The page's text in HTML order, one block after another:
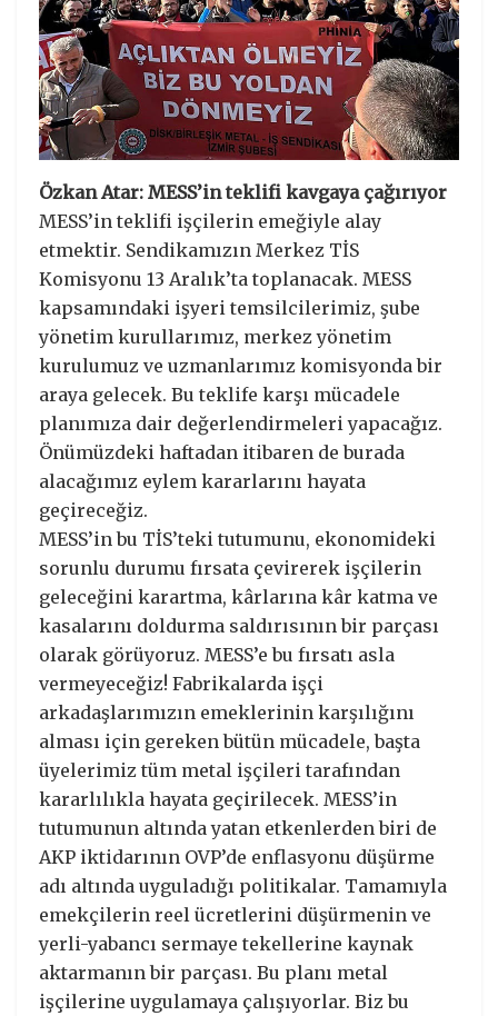
Özkan Atar: MESS’in teklifi kavgaya çağırıyor
MESS’in teklifi işçilerin emeğiyle alay
etmektir. Sendikamızın Merkez TİS
Komisyonu 13 Aralık’ta toplanacak. MESS
kapsamındaki işyeri temsilcilerimiz, şube
yönetim kurullarımız, merkez yönetim
kurulumuz ve uzmanlarımız komisyonda bir
araya gelecek. Bu teklife karşı mücadele
planımıza dair değerlendirmeleri yapacağız.
Önümüzdeki haftadan itibaren de burada
alacağımız eylem kararlarını hayata
geçireceğiz.
MESS’in bu TİS’teki tutumunu, ekonomideki
sorunlu durumu fırsata çevirerek işçilerin
geleceğini karartma, kârlarına kâr katma ve
kasalarını doldurma saldırısının bir parçası
olarak görüyoruz. MESS’e bu fırsatı asla
vermeyeceğiz! Fabrikalarda işçi
arkadaşlarımızın emeklerinin karşılığını
alması için gereken bütün mücadele, başta
üyelerimiz tüm metal işçileri tarafından
kararlılıkla hayata geçirilecek. MESS’in
tutumunun altında yatan etkenlerden biri de
AKP iktidarının OVP’de enflasyonu düşürme
adı altında uyguladığı politikalar. Tamamıyla
emekçilerin reel ücretlerini düşürmenin ve
yerli-yabancı sermaye tekellerine kaynak
aktarmanın bir parçası. Bu planı metal
işçilerine uygulamaya çalışıyorlar. Biz bu